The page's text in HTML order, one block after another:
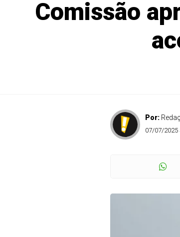
Comissão
Por:
07/07/2025